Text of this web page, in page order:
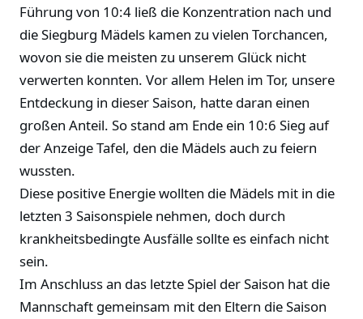
Führung von 10:4 ließ die Konzentration nach und
die Siegburg Mädels kamen zu vielen Torchancen,
wovon sie die meisten zu unserem Glück nicht
verwerten konnten. Vor allem Helen im Tor, unsere
Entdeckung in dieser Saison, hatte daran einen
großen Anteil. So stand am Ende ein 10:6 Sieg auf
der Anzeige Tafel, den die Mädels auch zu feiern
wussten.
Diese positive Energie wollten die Mädels mit in die
letzten 3 Saisonspiele nehmen, doch durch
krankheitsbedingte Ausfälle sollte es einfach nicht
sein.
Im Anschluss an das letzte Spiel der Saison hat die
Mannschaft gemeinsam mit den Eltern die Saison